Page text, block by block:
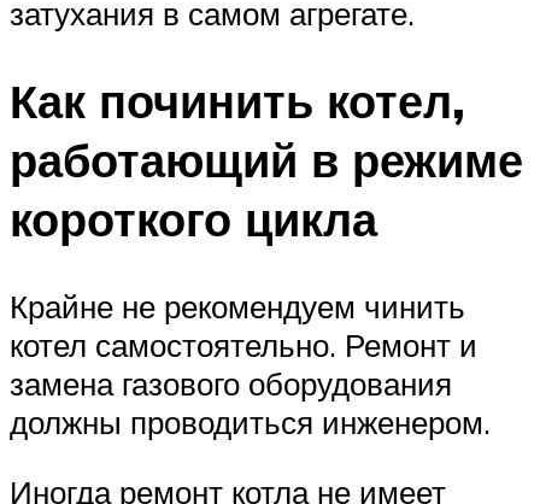
затухания в самом агрегате.
Как починить котел,
работающий в режиме
короткого цикла
Крайне не рекомендуем чинить
котел самостоятельно. Ремонт и
замена газового оборудования
должны проводиться инженером.
Иногда ремонт котла не имеет